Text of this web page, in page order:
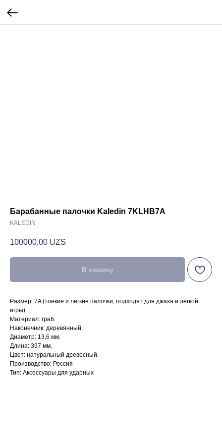
Барабанные палочки Kaledin 7KLHB7A
KALEDIN
100000,00 UZS
В корзину
Размер: 7A (тонкие и лёгкие палочки, подходят для джаза и лёгкой
игры).
Материал: граб.
Наконечник: деревянный.
Диаметр: 13,6 мм.
Длина: 397 мм.
Цвет: натуральный древесный.
Производство: Россия
Тип: Аксессуары для ударных